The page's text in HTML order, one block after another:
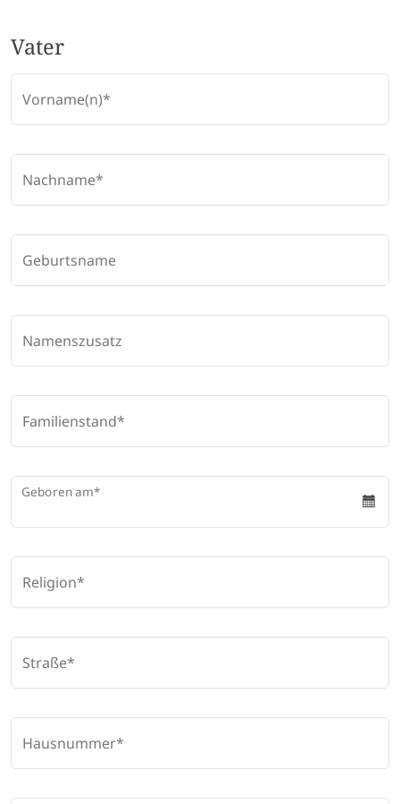
Vater
Vorname(n)
Nachname
Geburtsname
Namenszusatz
Familienstand
Geboren am
Religion
Straße
Hausnummer